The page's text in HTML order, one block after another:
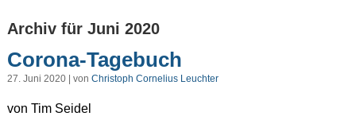
Archiv für Juni 2020
Corona-Tagebuch
27. Juni 2020 | von Christoph Cornelius Leuchter
von Tim Seidel